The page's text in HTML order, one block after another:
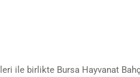
ile birlikte Bursa Hayvanat